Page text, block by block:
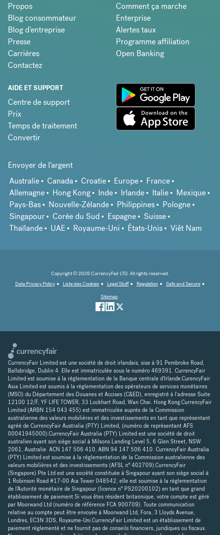
Propos
Blog consommateur
Blog d'entreprise
Presse
Carrières
Contactez
Comment ça marche
Enterprise
Alertes taux
Programme affiliation
Open Banking
AIDE ET SUPPORT
Centre de support
Prix
Temps de traitement
Convertir
Envoyer de l'argent
Australie
Canada Croatie Europe
France
Allemagne
Hong Kong Inde Irlande Italie
Mexique
Pays-Bas
Nouvelle-Zélande Philippines
Pologne
Singapour
Corée du Sud Espagne
Suisse
Thaïlande
UAE Royaume-Uni États-Unis Viêt Nam
Copyright © 2026 CurrencyFair LTD. All rights reserved.
Data Privacy Policy
Liste des Cookies Legal Stuff Regulation
Safe and Secure
Sitemap
CurrencyFair Limited est une société de droit irlandais, sise à 91 Pembroke Road,
Ballsbridge, Dublin 4. Elle est immatriculée sous le numéro 469391. CurrencyFair
Limited est soumise à la réglementation de la Banque centrale d'Irlande.CurencyFair
Asia Limited est soumis à la réglementation des opérateurs de services monétaires
(MSO) du Département des Douanes et Accises (C&ED), enregistré à l'adresse Suite
12100 12/F, YF LIFE TOWER, 33 Lockhart Road, Wan Chai. Hong Kong.CurrencyFair
Limited (ARBN 154 043 455) est immatriculée auprès de la Commission
australienne des valeurs mobilières et des investissements en tant que représentant
agréé de CurrencyFair Australia (PTY) Limited, (numéro de représentant AFS
00041945000).CurrencyFair Australia (PTY) Limited est une société de droit
australien ayant son siège social à Milsons Landing Level 5, 6 Glen Street, NSW
2061, Australie. ACN 147 506 410, ABN 94 147 506 410. CurrencyFair Australia
(PTY) Limited est soumise à la réglementation de la Commission australienne des
valeurs mobilières et des investissements (AFSL n° 402709).CurrencyFair
(Singapore) Pte Ltd est une société constituée à Singapour ayant son siège social à
1 Robinson Road #17-00 Aia Tower 048542, elle est soumise à la réglementation
de l'Autorité monétaire de Singapour (licence n° PS20200102) en tant que grand
établissement de paiement.Si vous êtes résident britannique, votre compte est géré
par Moorwand Ltd (numéro de référence FCA 900709). Toute communication
relative au compte peut être envoyée à Moorwand Ltd, Fora, 3 Lloyds Avenue,
Londres, EC3N 3DS, Royaume-Uni.CurrencyFair Limited est un établissement de
paiement réglementé et ne fournit pas de conseils financiers, juridiques ou fiscaux.